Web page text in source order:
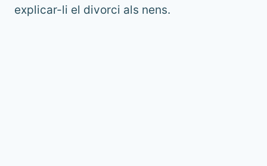
explicar-li el divorci als nens.